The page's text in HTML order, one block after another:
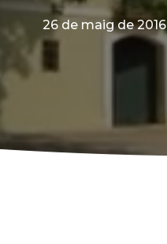
26 de maig de 2016